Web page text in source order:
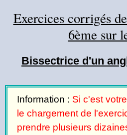
Exercices corrigés
6ème sur
Bissectrice d'un
Information : Si c'est
le chargement de
prendre plusieurs